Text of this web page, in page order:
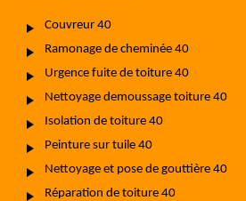
Couvreur 40
Ramonage de cheminée 40
Urgence fuite de toiture 40
Nettoyage demoussage toiture 40
Isolation de toiture 40
Peinture sur tuile 40
Nettoyage et pose de gouttière 40
Réparation de toiture 40